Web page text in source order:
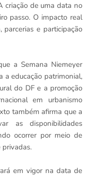
criação de uma data no
passo. O impacto real
e participação
a Semana Niemeyer
a educação patrimonial,
do DF e a promoção
em urbanismo
também afirma que a
as disponibilidades
ocorrer por meio de
privadas.
em vigor na data de